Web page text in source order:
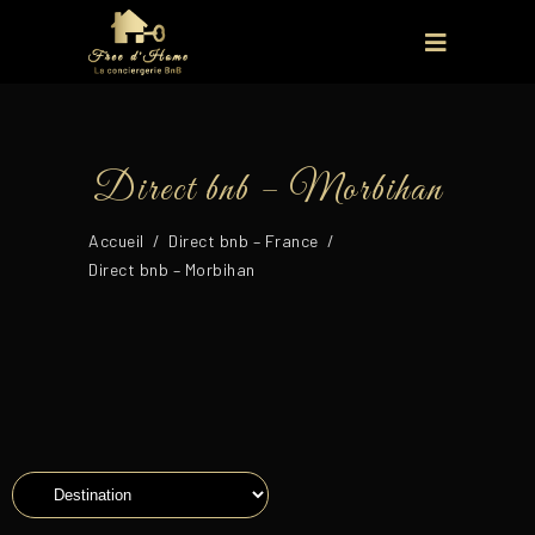
Direct bnb – Morbihan
Accueil / Direct bnb – France /
Direct bnb – Morbihan